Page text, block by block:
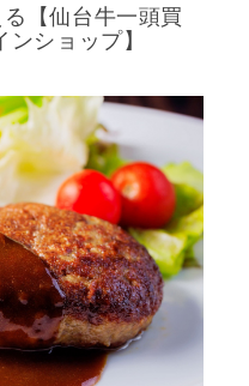
【仙台牛一頭買
ショップ】